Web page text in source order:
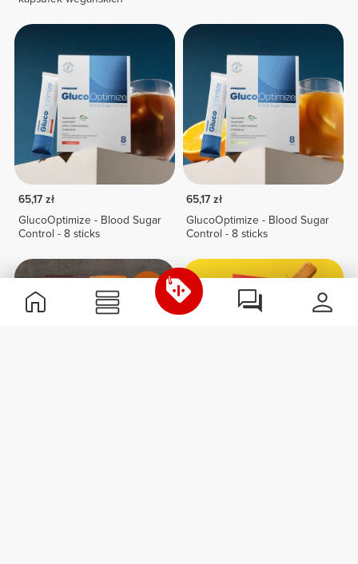
65,17 zł
GlucoOptimize - Blood Sugar
Control - 8 sticks
65,17 zł
GlucoOptimize - Blood Sugar
Control - 8 sticks